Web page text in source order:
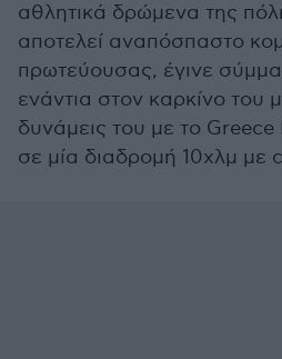
αθλητικά δρώμενα της
αποτελεί αναπόσπαστο
πρωτεύουσας, έγινε
ενάντια στον καρκίνο του
δυνάμεις του με το
σε μία διαδρομή 10χλμ με